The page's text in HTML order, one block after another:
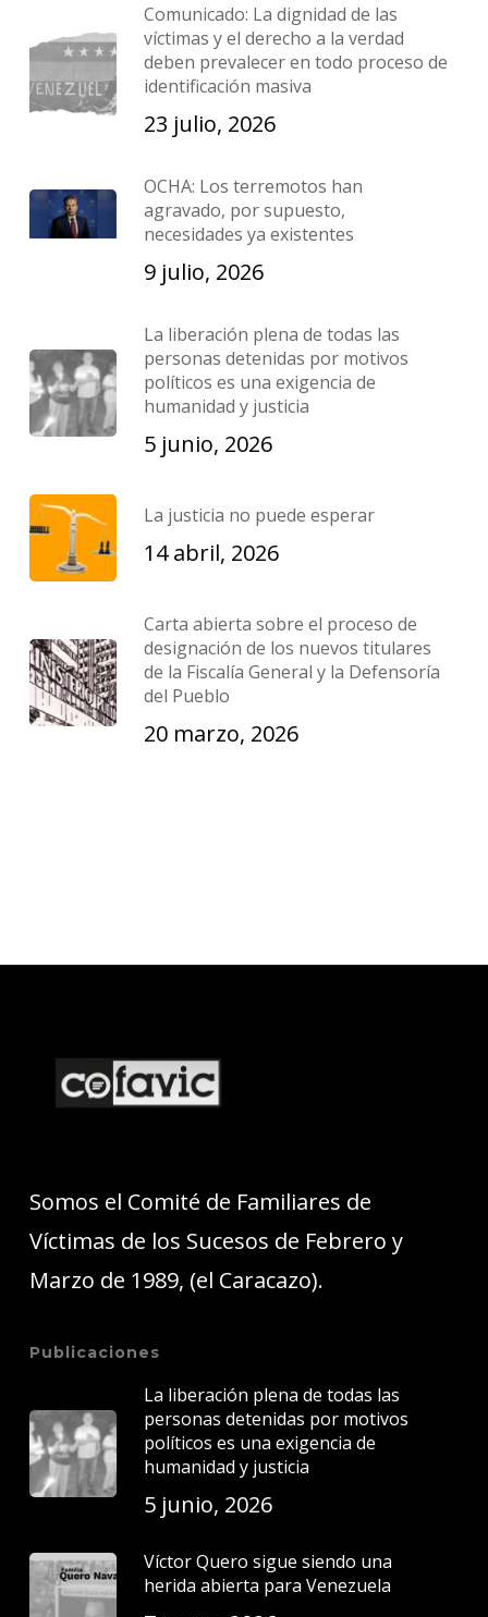
Comunicado: La dignidad de las
víctimas y el derecho a la verdad
deben prevalecer en todo proceso de
identificación masiva
23 julio, 2026
OCHA: Los terremotos han
agravado, por supuesto,
necesidades ya existentes
9 julio, 2026
La liberación plena de todas las
personas detenidas por motivos
políticos es una exigencia de
humanidad y justicia
5 junio, 2026
La justicia no puede esperar
14 abril, 2026
Carta abierta sobre el proceso de
designación de los nuevos titulares
de la Fiscalía General y la Defensoría
del Pueblo
20 marzo, 2026
Somos el Comité de Familiares de
Víctimas de los Sucesos de Febrero y
Marzo de 1989, (el Caracazo).
Publicaciones
La liberación plena de todas las
personas detenidas por motivos
políticos es una exigencia de
humanidad y justicia
5 junio, 2026
Víctor Quero sigue siendo una
herida abierta para Venezuela